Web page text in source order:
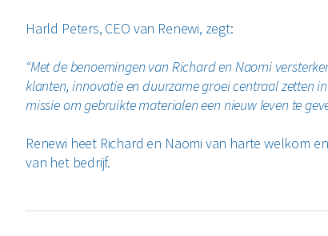
Harld Peters, CEO van Renewi, zegt:
“Met de benoemingen van Richard en Naomi
klanten, innovatie en duurzame groei centraal zetten
missie om gebruikte materialen een nieuw leven te
Renewi heet Richard en Naomi van harte welkom
van het bedrijf.